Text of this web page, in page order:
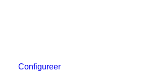
Configureer